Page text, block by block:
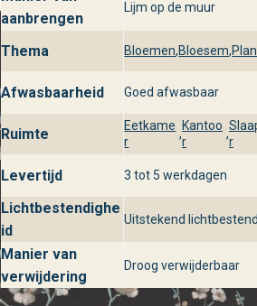
Bezoek behangplaza voor
Blossom Ardoise Soliflore
Ontdek Apple Blossom Ardoise uit de
en het stijlvolle design van dit luxe
verdient de bijzondere touch van Soliflore.
aanbrengen
Lijm op de muur
Thema Bloemen,Bloesem,
Afwasbaarheid Goed afwasbaar
Ruimte
Eetkame
r
,
Kantoo
r
,
r
Levertijd 3 tot 5 werkdagen
Lichtbestendighe
id
Uitstekend
Manier van
verwijdering
Droog verwijderbaar